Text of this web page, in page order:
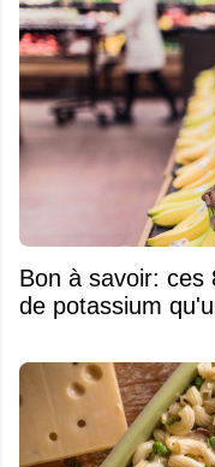
Bon à savoir: ces
de potassium